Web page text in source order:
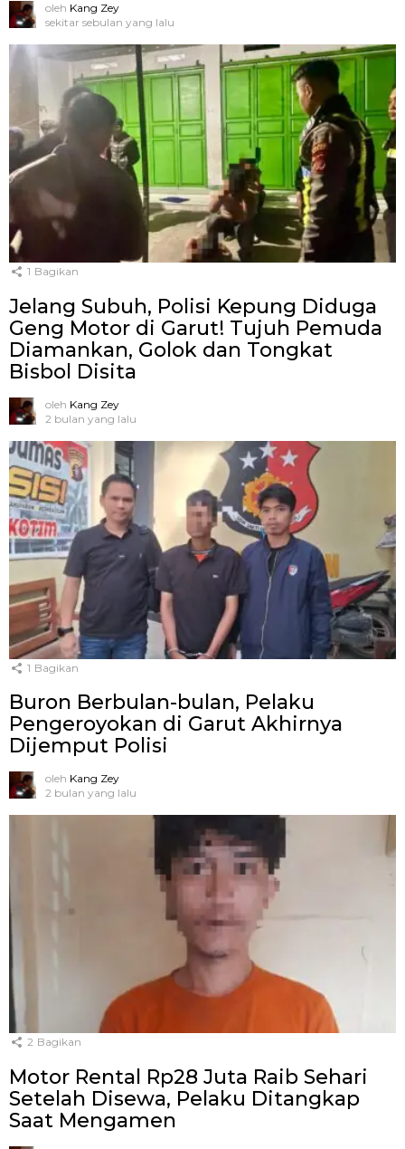
oleh Kang Zey
sekitar sebulan yang lalu
1 Bagikan
Jelang Subuh, Polisi Kepung Diduga
Geng Motor di Garut! Tujuh Pemuda
Diamankan, Golok dan Tongkat
Bisbol Disita
oleh Kang Zey
2 bulan yang lalu
1 Bagikan
Buron Berbulan-bulan, Pelaku
Pengeroyokan di Garut Akhirnya
Dijemput Polisi
oleh Kang Zey
2 bulan yang lalu
2 Bagikan
Motor Rental Rp28 Juta Raib Sehari
Setelah Disewa, Pelaku Ditangkap
Saat Mengamen